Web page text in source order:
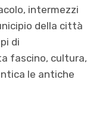
intermezzi
della città
di
fascino, cultura,
le antiche